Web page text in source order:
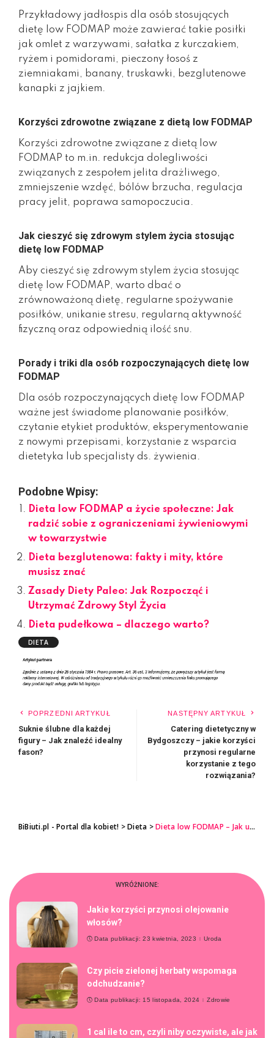
Przykładowy jadłospis dla osób stosujących
dietę low FODMAP może zawierać takie posiłki
jak omlet z warzywami, sałatka z kurczakiem,
ryżem i pomidorami, pieczony łosoś z
ziemniakami, banany, truskawki, bezglutenowe
kanapki z jajkiem.
Korzyści zdrowotne związane z dietą low FODMAP
Korzyści zdrowotne związane z dietą low
FODMAP to m.in. redukcja dolegliwości
związanych z zespołem jelita drażliwego,
zmniejszenie wzdęć, bólów brzucha, regulacja
pracy jelit, poprawa samopoczucia.
Jak cieszyć się zdrowym stylem życia stosując
dietę low FODMAP
Aby cieszyć się zdrowym stylem życia stosując
dietę low FODMAP, warto dbać o
zrównoważoną dietę, regularne spożywanie
posiłków, unikanie stresu, regularną aktywność
fizyczną oraz odpowiednią ilość snu.
Porady i triki dla osób rozpoczynających dietę low
FODMAP
Dla osób rozpoczynających dietę low FODMAP
ważne jest świadome planowanie posiłków,
czytanie etykiet produktów, eksperymentowanie
z nowymi przepisami, korzystanie z wsparcia
dietetyka lub specjalisty ds. żywienia.
Podobne Wpisy:
Dieta low FODMAP a życie społeczne: Jak
radzić sobie z ograniczeniami żywieniowymi
w towarzystwie
Dieta bezglutenowa: fakty i mity, które
musisz znać
Zasady Diety Paleo: Jak Rozpocząć i
Utrzymać Zdrowy Styl Życia
Dieta pudełkowa – dlaczego warto?
DIETA
POPRZEDNI ARTYKUŁ
Suknie ślubne dla każdej
figury – Jak znaleźć idealny
fason?
NASTĘPNY ARTYKUŁ
Catering dietetyczny w
Bydgoszczy – jakie korzyści
przynosi regularne
korzystanie z tego
rozwiązania?
BiBiuti.pl - Portal dla kobiet! >Dieta >Dieta low FODMAP – Jak unikać problemów żołądkowych i cieszyć się zdrowym stylem życia
WYRÓŻNIONE:
Jakie korzyści przynosi olejowanie
włosów?
Data publikacji: 23 kwietnia, 2023 Uroda
Czy picie zielonej herbaty wspomaga
odchudzanie?
Data publikacji: 15 listopada, 2024 Zdrowie
1 cal ile to cm, czyli niby oczywiste, ale jak